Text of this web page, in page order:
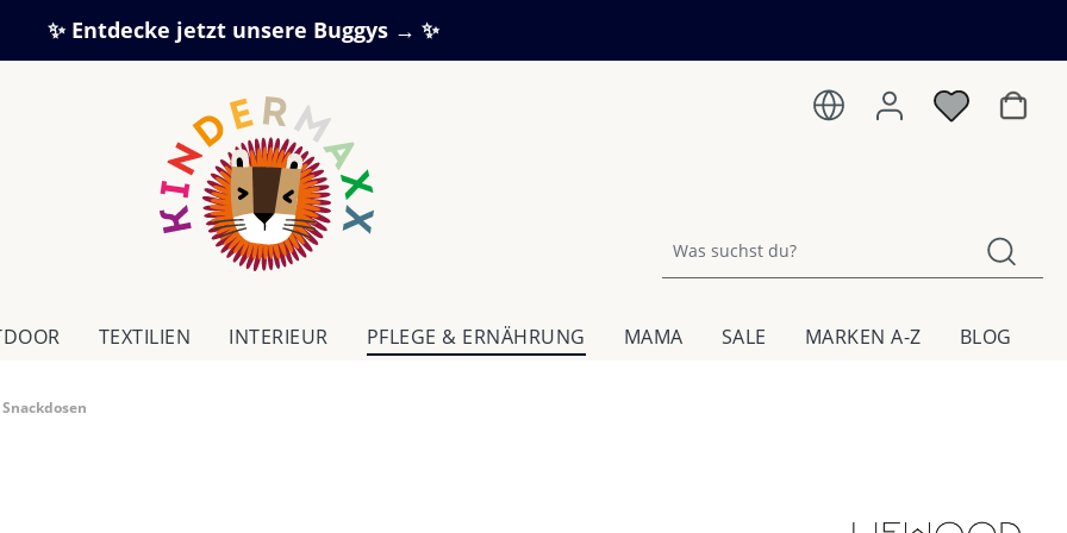
✨ Entdecke jetzt unsere Buggys → ✨
TEXTILIEN IN­TE­RI­EUR PFLEGE & ERNÄHRUNG MAMA SALE MARKEN A-Z BLOG